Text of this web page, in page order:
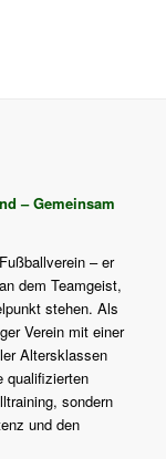
– Gemeinsam
– er
dem Teamgeist,
stehen. Als
Verein mit einer
Altersklassen
qualifizierten
sondern
und den